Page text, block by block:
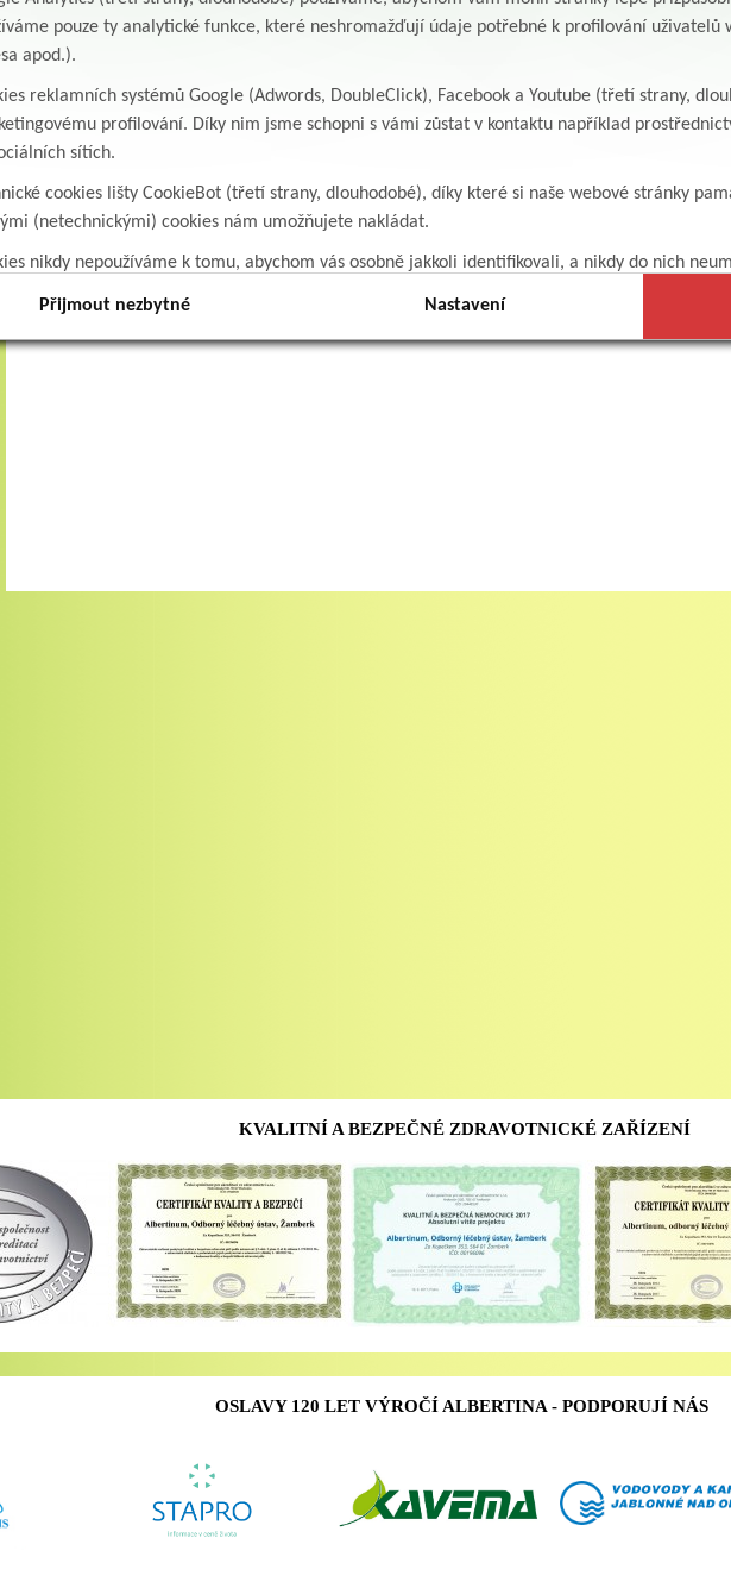
KVALITNÍ A BEZPEČNÉ ZDRAVOTNICKÉ ZAŘÍZENÍ
OSLAVY 120 LET VÝROČÍ ALBERTINA - PODPORUJÍ NÁS
pouze ty analytické funkce, které neshromažďují údaje potřebné k profilování uživatelů
apod.).
reklamních systémů Google (Adwords, DoubleClick), Facebook a Youtube (třetí strany,
profilování. Díky nim jsme schopni s vámi zůstat v kontaktu například
sítích.
cookies lišty CookieBot (třetí strany, dlouhodobé), díky které si naše webové stránky
(netechnickými) cookies nám umožňujete nakládat.
nikdy nepoužíváme k tomu, abychom vás osobně jakkoli identifikovali, a nikdy do nich
Přijmout nezbytné Nastavení